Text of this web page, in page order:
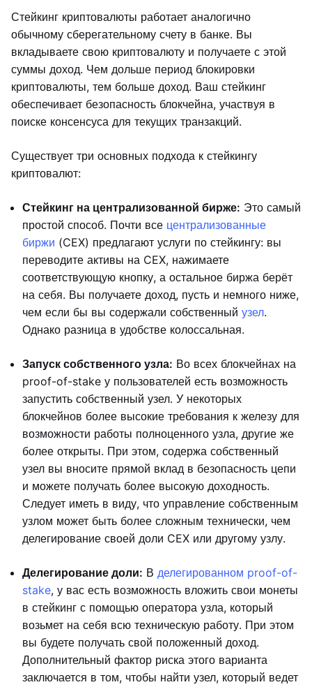
Стейкинг криптовалюты работает аналогично
обычному сберегательному счету в банке. Вы
вкладываете свою криптовалюту и получаете с этой
суммы доход. Чем дольше период блокировки
криптовалюты, тем больше доход. Ваш стейкинг
обеспечивает безопасность блокчейна, участвуя в
поиске консенсуса для текущих транзакций.
Существует три основных подхода к стейкингу
криптовалют:
Стейкинг на централизованной бирже: Это самый
простой способ. Почти все централизованные
биржи (CEX) предлагают услуги по стейкингу: вы
переводите активы на CEX, нажимаете
соответствующую кнопку, а остальное биржа берёт
на себя. Вы получаете доход, пусть и немного ниже,
чем если бы вы содержали собственный узел.
Однако разница в удобстве колоссальная.
Запуск собственного узла: Во всех блокчейнах на
proof-of-stake у пользователей есть возможность
запустить собственный узел. У некоторых
блокчейнов более высокие требования к железу для
возможности работы полноценного узла, другие же
более открыты. При этом, содержа собственный
узел вы вносите прямой вклад в безопасность цепи
и можете получать более высокую доходность.
Следует иметь в виду, что управление собственным
узлом может быть более сложным технически, чем
делегирование своей доли CEX или другому узлу.
Делегирование доли: В делегированном proof-of-
stake, у вас есть возможность вложить свои монеты
в стейкинг с помощью оператора узла, который
возьмет на себя всю техническую работу. При этом
вы будете получать свой положенный доход.
Дополнительный фактор риска этого варианта
заключается в том, чтобы найти узел, который ведет